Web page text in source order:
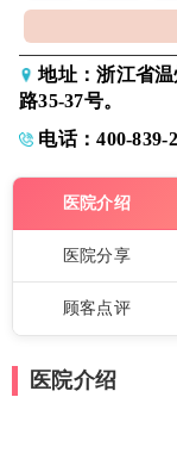
地址：浙江省
路35-37号。
电话：400-839-
医院介绍
医院分享
顾客点评
医院介绍